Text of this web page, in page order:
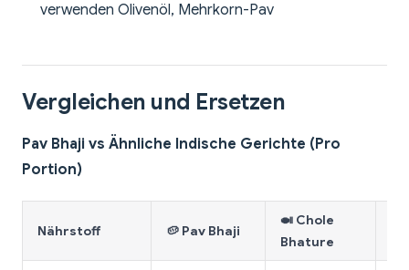
verwenden Olivenöl, Mehrkorn-Pav
Vergleichen und Ersetzen
Pav Bhaji vs Ähnliche Indische Gerichte (Pro
Portion)
Nährstoff 🥔 Pav Bhaji
🍛 Chole
Bhature